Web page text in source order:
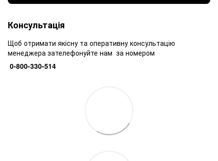
Консультація
Щоб отримати якісну та оперативну консультацію
менеджера зателефонуйте нам за номером
0-800-330-514